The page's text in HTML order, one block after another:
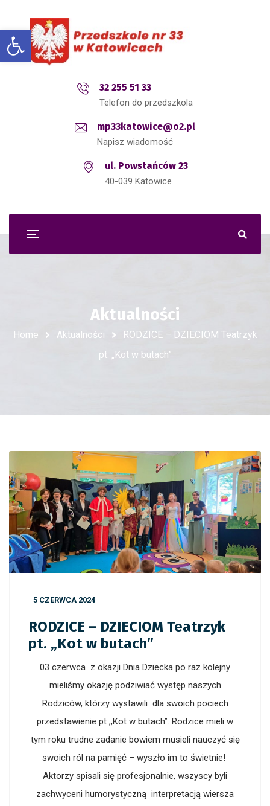
Open toolbar
32 255 51 33
Telefon do przedszkola
mp33katowice@o2.pl
Napisz wiadomość
ul. Powstańców 23
40-039 Katowice
Aktualności
Home Aktualności
RODZICE – DZIECIOM Teatrzyk
pt. „Kot w butach”
5 CZERWCA 2024
RODZICE – DZIECIOM Teatrzyk
pt. „Kot w butach”
03 czerwca z okazji Dnia Dziecka po raz kolejny
mieliśmy okazję podziwiać występ naszych
Rodziców, którzy wystawili dla swoich pociech
przedstawienie pt ,,Kot w butach”. Rodzice mieli w
tym roku trudne zadanie bowiem musieli nauczyć się
swoich ról na pamięć – wyszło im to świetnie!
Aktorzy spisali się profesjonalnie, wszyscy byli
zachwyceni humorystyczną interpretacją wiersza